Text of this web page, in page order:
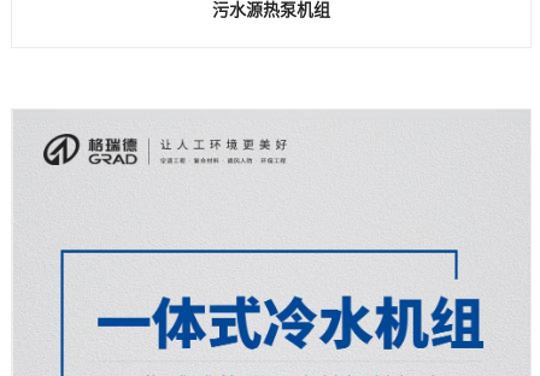
污水源热泵机组